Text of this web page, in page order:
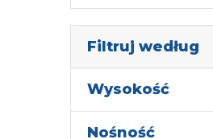
Filtruj według
Wysokość
Nośność